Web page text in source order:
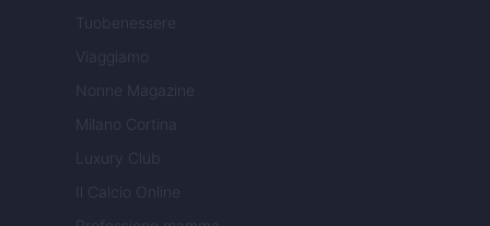
Tuobenessere
Viaggiamo
Nonne Magazine
Milano Cortina
Luxury Club
Il Calcio Online